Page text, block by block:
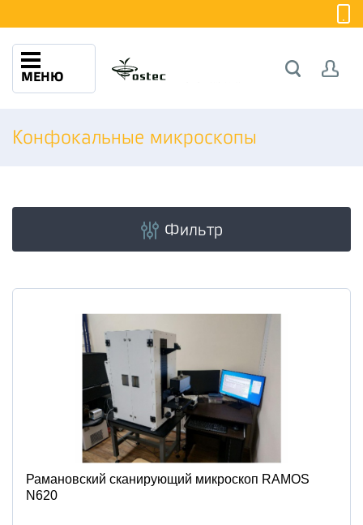
МЕНЮ
Конфокальные микроскопы
Фильтр
Рамановский сканирующий микроскоп RAMOS
N620